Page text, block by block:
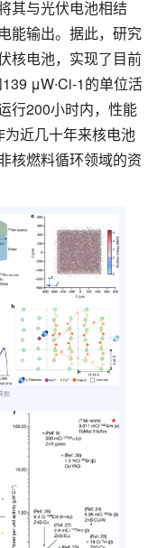
其与光伏电池相结
能输出。据此，研究
核电池，实现了目前
μW∙Ci-1的单位活
行200小时内，性能
近几十年来核电池
核燃料循环领域的资